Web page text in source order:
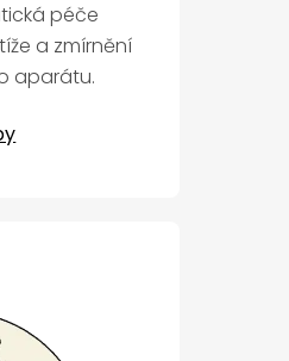
péče
a zmírnění
aparátu.